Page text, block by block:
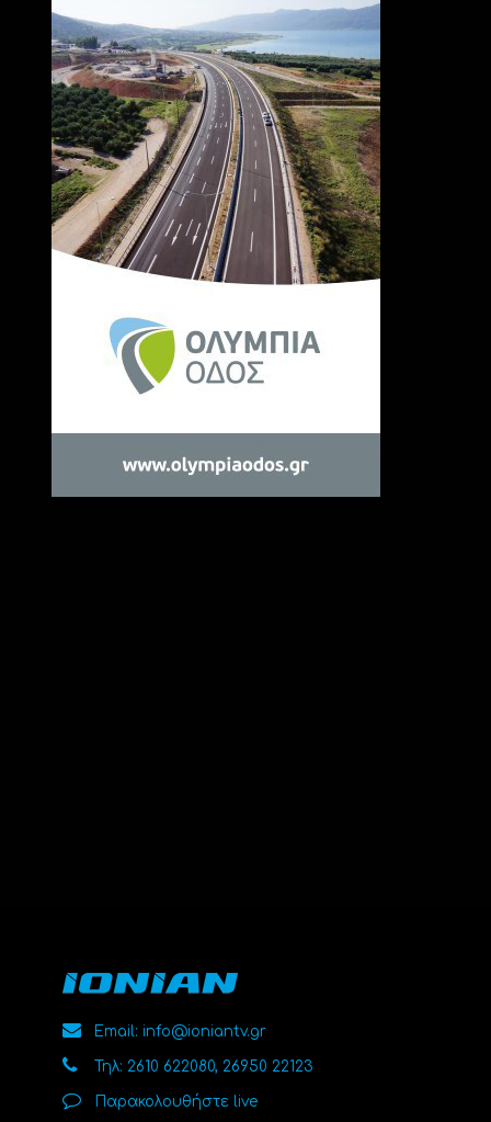
Email: info@ioniantv.gr
Τηλ: 2610 622080, 26950 22123
Παρακολουθήστε live